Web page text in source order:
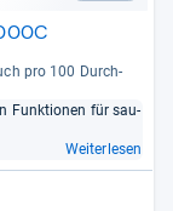
pro 100 Durch­
Funk­tio­nen für sau­
Weiterlesen